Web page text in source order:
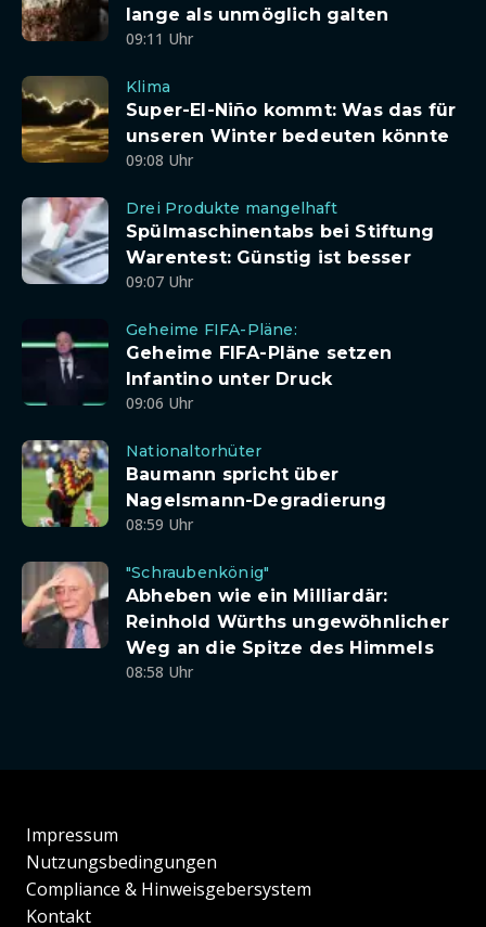
lange als unmöglich galten
09:11 Uhr
Klima
Super-El-Niño kommt: Was das für
unseren Winter bedeuten könnte
09:08 Uhr
Drei Produkte mangelhaft
Spülmaschinentabs bei Stiftung
Warentest: Günstig ist besser
09:07 Uhr
Geheime FIFA-Pläne:
Geheime FIFA-Pläne setzen
Infantino unter Druck
09:06 Uhr
Nationaltorhüter
Baumann spricht über
Nagelsmann-Degradierung
08:59 Uhr
"Schraubenkönig"
Abheben wie ein Milliardär:
Reinhold Würths ungewöhnlicher
Weg an die Spitze des Himmels
08:58 Uhr
Impressum
Nutzungsbedingungen
Compliance & Hinweisgebersystem
Kontakt